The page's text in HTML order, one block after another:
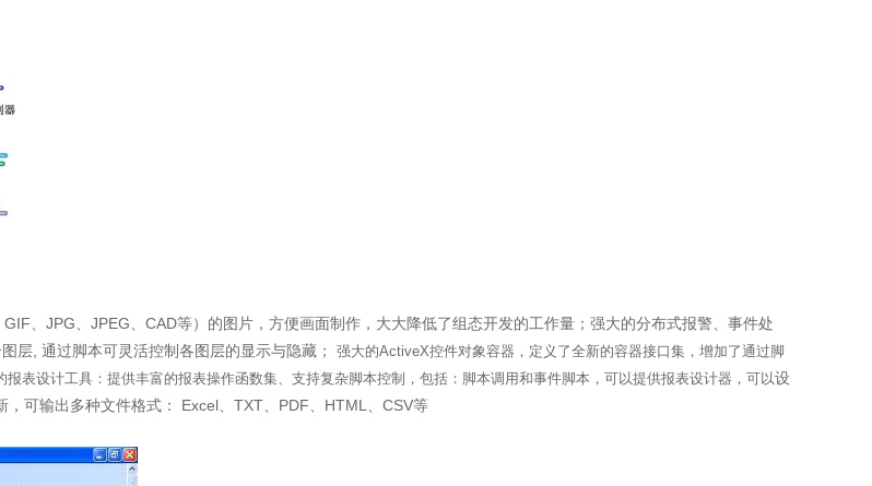
、JPG、JPEG、CAD等）的图片，方便画面制作，大大降低了组态开发的工作量；强大的分布式报警、事件处
层, 通过脚本可灵活控制各图层的显示与隐藏； 强大的ActiveX控件对象容器，定义了全新的容器接口集，增加了通过脚
报表设计工具：提供丰富的报表操作函数集、支持复杂脚本控制，包括：脚本调用和事件脚本，可以提供报表设计器，可以设
可输出多种文件格式： Excel、TXT、PDF、HTML、CSV等